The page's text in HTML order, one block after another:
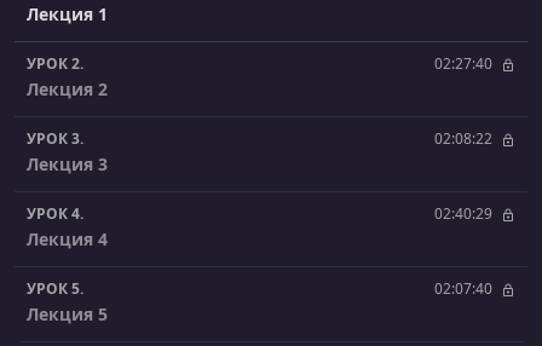
Лекция 1
УРОК 2. 02:27:40
Лекция 2
УРОК 3. 02:08:22
Лекция 3
УРОК 4. 02:40:29
Лекция 4
УРОК 5. 02:07:40
Лекция 5